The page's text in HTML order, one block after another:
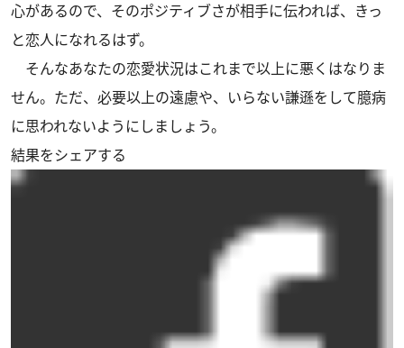
心があるので、そのポジティブさが相手に伝われば、きっ
と恋人になれるはず。
そんなあなたの恋愛状況はこれまで以上に悪くはなりま
せん。ただ、必要以上の遠慮や、いらない謙遜をして臆病
に思われないようにしましょう。
結果をシェアする